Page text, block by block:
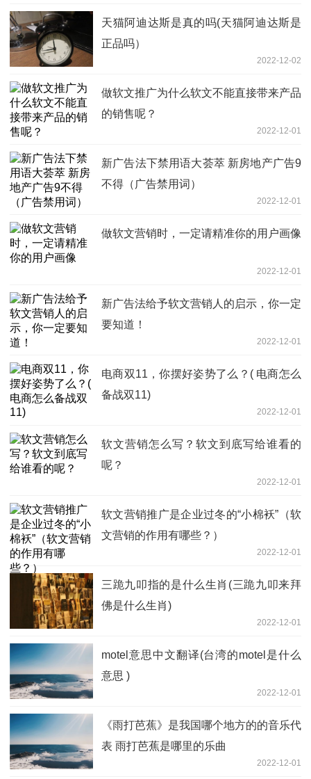
天猫阿迪达斯是真的吗(天猫阿迪达斯是
正品吗）
2022-12-02
做软文推广为什么软文不能直接带来产品
的销售呢？
2022-12-01
新广告法下禁用语大荟萃 新房地产广告9
不得（广告禁用词）
2022-12-01
做软文营销时，一定请精准你的用户画像
2022-12-01
新广告法给予软文营销人的启示，你一定
要知道！
2022-12-01
电商双11，你摆好姿势了么？( 电商怎么
备战双11)
2022-12-01
软文营销怎么写？软文到底写给谁看的
呢？
2022-12-01
软文营销推广是企业过冬的“小棉袄”（软
文营销的作用有哪些？）
2022-12-01
三跪九叩指的是什么生肖(三跪九叩来拜
佛是什么生肖)
2022-12-01
motel意思中文翻译(台湾的motel是什么
意思 )
2022-12-01
《雨打芭蕉》是我国哪个地方的的音乐代
表 雨打芭蕉是哪里的乐曲
2022-12-01